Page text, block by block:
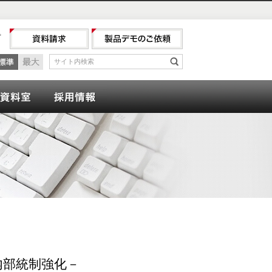
小 標準 最大サイト内検索
会計資料室
統制強化－